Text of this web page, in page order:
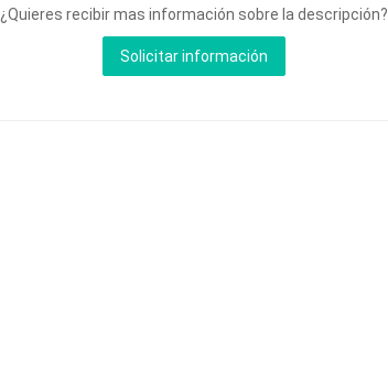
¿Quieres recibir mas información sobre la descripción?